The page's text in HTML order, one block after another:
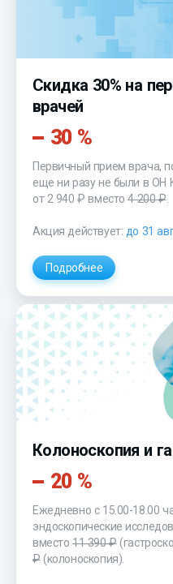
Скидка 30% на
врачей
30 %
Первичный прием врача,
еще ни разу не были в ОН
от 2 940 ₽ вместо4 200 ₽.
Акция действует: до 31
Подробнее
Колоноскопия и
20 %
Ежедневно с 15.00-18.00
эндоскопические
вместо11 390 ₽
₽(колоноскопия).